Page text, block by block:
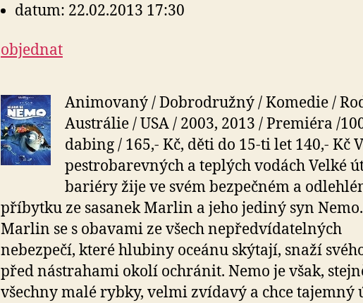
datum: 22.02.2013 17:30
objednat
Animovaný / Dobrodružný / Komedie /
Austrálie / USA / 2003, 2013 / Premiéra /
dabing / 165,- Kč, děti do 15-ti let 140,- Kč V
pestrobarevných a teplých vodách Velké
bariéry žije ve svém bezpečném a
příbytku ze sasanek Marlin a jeho jediný syn Nemo.
Marlin se s obavami ze všech nepředvídatelných
nebezpečí, které hlubiny oceánu skýtají, snaží
před nástrahami okolí ochránit. Nemo je však,
všechny malé rybky, velmi zvídavý a chce tajemný